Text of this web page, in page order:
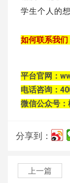
学生个人的
如何联系我们
平台官网：
电话咨询：
微信公众号
分享到：
上一篇